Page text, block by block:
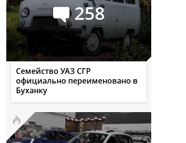
258
Семейство УАЗ СГР
официально переименовано в
Буханку